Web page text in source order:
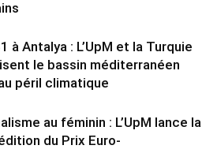
à Antalya : L’UpM et la Turquie
le bassin méditerranéen
péril climatique
au féminin : L’UpM lance la
du Prix Euro-